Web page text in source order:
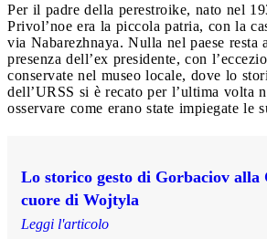
Per il padre della perestroike, nato nel
Privol’noe era la piccola patria, con la
via Nabarezhnaya. Nulla nel paese resta
presenza dell’ex presidente, con
conservate nel museo locale, dove lo
dell’URSS si è recato per l’ultima volta
osservare come erano state impiegate le
Lo storico gesto di Gorbaciov alla
cuore di Wojtyla
Leggi l'articolo